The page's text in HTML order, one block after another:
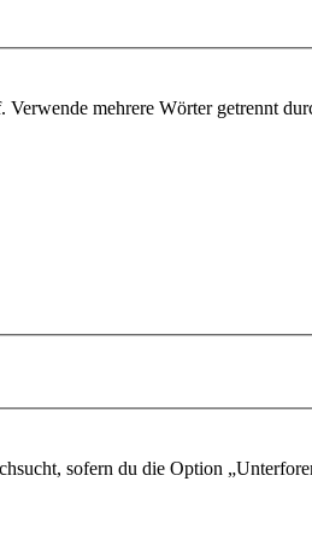
mehrere Wörter getrennt
sofern du die Option